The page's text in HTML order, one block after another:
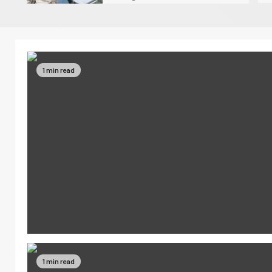
1 min read
1 min read